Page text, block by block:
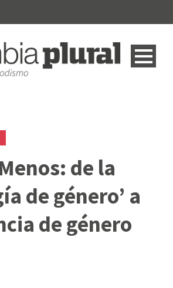
de la
de género’ a
de género